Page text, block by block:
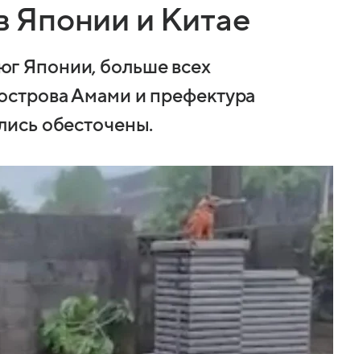
Японии и Китае
Японии, больше всех
Амами и префектура
обесточены.